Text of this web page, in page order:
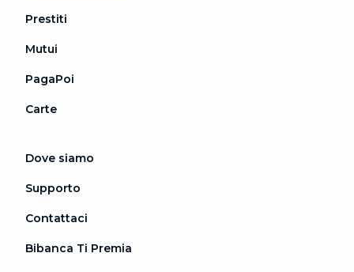
Prestiti
Mutui
PagaPoi
Carte
Dove siamo
Supporto
Contattaci
Bibanca Ti Premia